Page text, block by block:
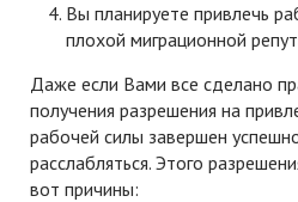
Вы планируете привлечь
плохой миграционной
Даже если Вами все сделано
получения разрешения на
рабочей силы завершен
расслабляться. Этого
вот причины: